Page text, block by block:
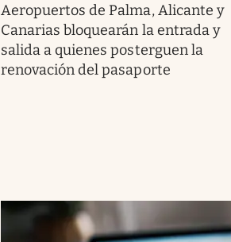
Aeropuertos de Palma, Alicante y
Canarias bloquearán la entrada y
salida a quienes posterguen la
renovación del pasaporte